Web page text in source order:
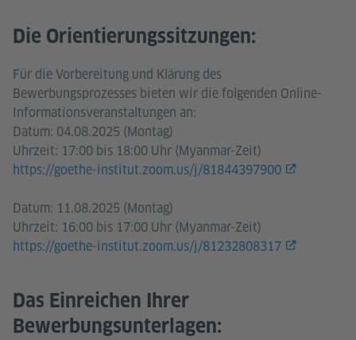
Die Orientierungssitzungen:
Für die Vorbereitung und Klärung des
Bewerbungsprozesses bieten wir die folgenden Online-
Informationsveranstaltungen an:
Datum: 04.08.2025 (Montag)
Uhrzeit: 17:00 bis 18:00 Uhr (Myanmar-Zeit)
https://goethe-institut.zoom.us/j/81844397900
Datum: 11.08.2025 (Montag)
Uhrzeit: 16:00 bis 17:00 Uhr (Myanmar-Zeit)
https://goethe-institut.zoom.us/j/81232808317
Das Einreichen Ihrer
Bewerbungsunterlagen: